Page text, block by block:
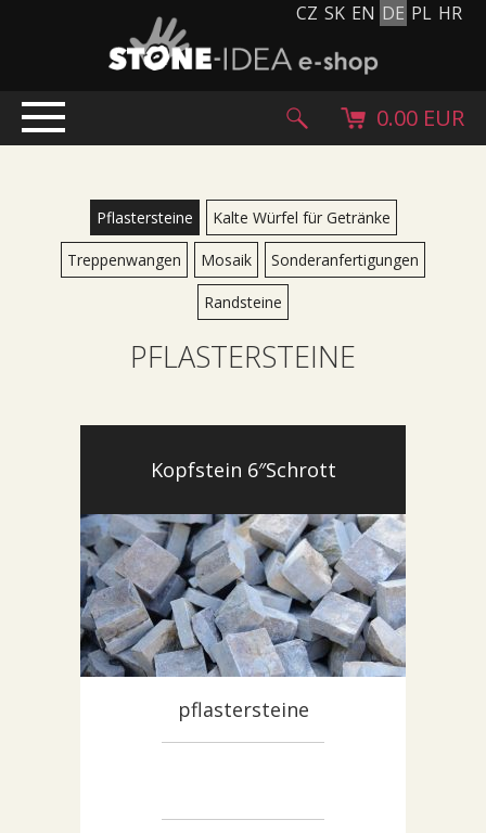
CZ SK EN DE PL HR
PRODUKTE
Steinteppich
Steinpflaster und Fliesen
Kieselsteine, Kopfstein und Granulat
Ergänzende Sortiment
ÜBER UNS
AKTUALITÄTEN
SHOWROOM
KONTAKT
0.00 EUR
Pflastersteine Kalte Würfel für Getränke
Treppenwangen Mosaik Sonderanfertigungen
Randsteine
PFLASTERSTEINE
Kopfstein 6″Schrott
pflastersteine